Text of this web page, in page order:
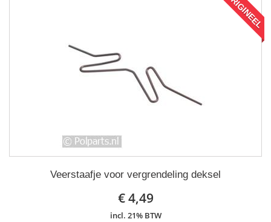
ORIGINEEL
Veerstaafje voor vergrendeling deksel
€ 4,49
incl. 21% BTW